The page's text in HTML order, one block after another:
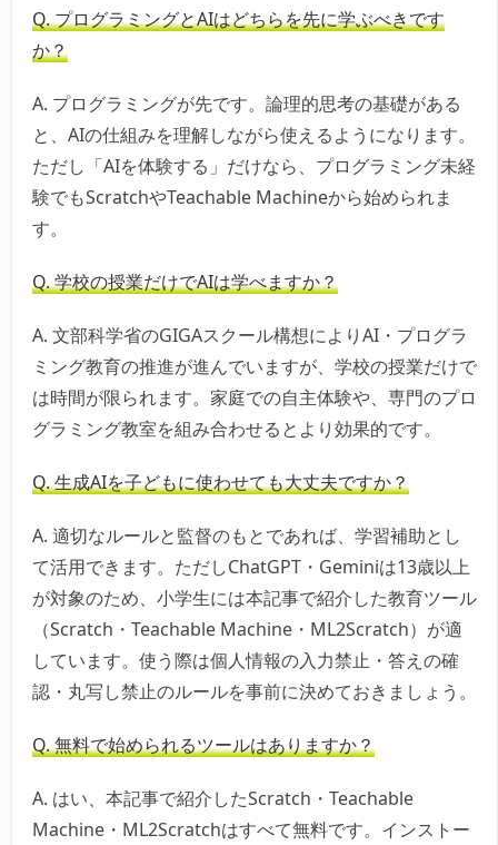
Q. プログラミングとAIはどちらを先に学ぶべきです
か？
A. プログラミングが先です。論理的思考の基礎がある
と、AIの仕組みを理解しながら使えるようになります。
ただし「AIを体験する」だけなら、プログラミング未経
験でもScratchやTeachable Machineから始められま
す。
Q. 学校の授業だけでAIは学べますか？
A. 文部科学省のGIGAスクール構想によりAI・プログラ
ミング教育の推進が進んでいますが、学校の授業だけで
は時間が限られます。家庭での自主体験や、専門のプロ
グラミング教室を組み合わせるとより効果的です。
Q. 生成AIを子どもに使わせても大丈夫ですか？
A. 適切なルールと監督のもとであれば、学習補助とし
て活用できます。ただしChatGPT・Geminiは13歳以上
が対象のため、小学生には本記事で紹介した教育ツール
（Scratch・Teachable Machine・ML2Scratch）が適
しています。使う際は個人情報の入力禁止・答えの確
認・丸写し禁止のルールを事前に決めておきましょう。
Q. 無料で始められるツールはありますか？
A. はい、本記事で紹介したScratch・Teachable
Machine・ML2Scratchはすべて無料です。インストー